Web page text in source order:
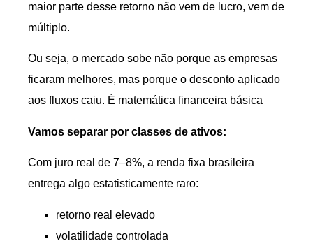
maior parte desse retorno não vem de lucro, vem de
múltiplo.
Ou seja, o mercado sobe não porque as empresas
ficaram melhores, mas porque o desconto aplicado
aos fluxos caiu. É matemática financeira básica
Vamos separar por classes de ativos:
Com juro real de 7–8%, a renda fixa brasileira
entrega algo estatisticamente raro:
retorno real elevado
volatilidade controlada